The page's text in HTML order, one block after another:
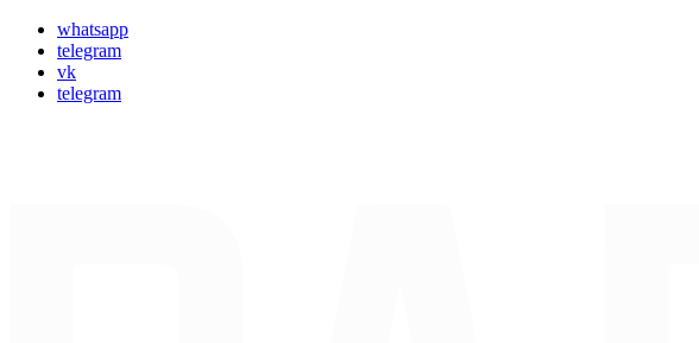
whatsapp
telegram
vk
telegram